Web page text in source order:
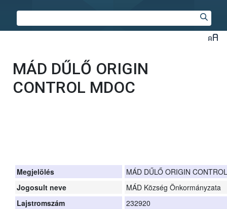
MÁD DŰLŐ ORIGIN
CONTROL MDOC
Megjelölés
MÁD DŰLŐ ORIGIN
Jogosult neve
MÁD Község Önkormányzata
Lajstromszám
232920